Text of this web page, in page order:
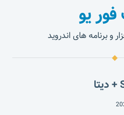
یو
و برنامه های اندروید